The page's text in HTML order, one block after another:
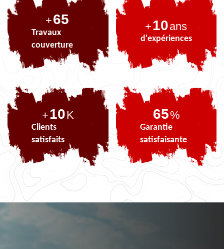
+81
Travaux
couverture
+10ans
d'expériences
+10K
Clients
satisfaits
81%
Garantie
satisfaisante